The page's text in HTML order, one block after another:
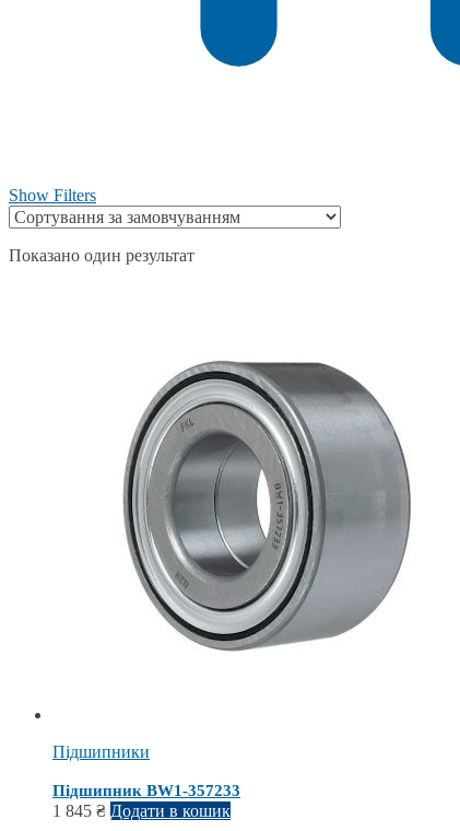
Show Filters
Показано один результат
Підшипники
Підшипник BW1-357233
1 845 ₴ Додати в кошик